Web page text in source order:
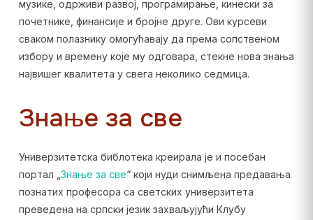
музике, одрживи развој, програмирање, кинески за
почетнике, финансије и бројне друге. Ови курсеви
сваком полазнику омогућавају да према сопственом
избору и времену које му одговара, стекне нова знања
највишег квалитета у свега неколико седмица.
Знање за све
Универзитетска библотека креирала је и посебан
портал „ Знање за све“ који нуди снимљена предавања
познатих професора са светских универзитета
преведена на српски језик захваљујући Клубу